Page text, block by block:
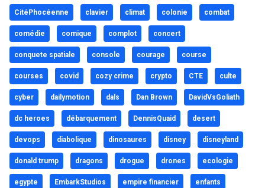
CitéPhocéenne clavier climat colonie combat
comédie comique complot concert
conquete spatiale console courage course
courses covid cozy crime crypto CTE culte
cyber dailymotion dals Dan Brown DavidVsGoliath
dc heroes débarquement DennisQuaid desert
devops diabolique dinosaures disney disneyland
donald trump dragons drogue drones ecologie
egypte EmbarkStudios empire financier enfants